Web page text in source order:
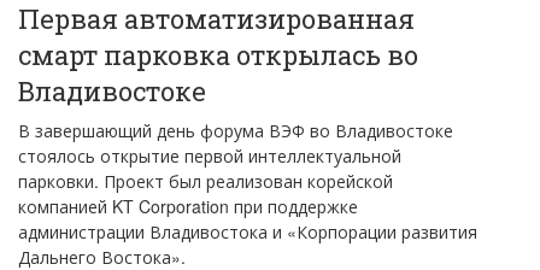
Первая автоматизированная
смарт парковка открылась во
Владивостоке
В завершающий день форума ВЭФ во Владивостоке
стоялось открытие первой интеллектуальной
парковки. Проект был реализован корейской
компанией KT Corporation при поддержке
администрации Владивостока и «Корпорации развития
Дальнего Востока».